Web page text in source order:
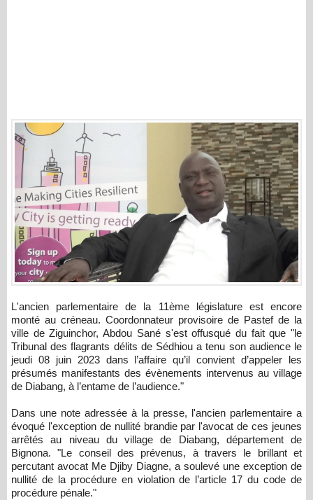
L'ancien parlementaire de la 11ème législature est encore
monté au créneau. Coordonnateur provisoire de Pastef de la
ville de Ziguinchor, Abdou Sané s'est offusqué du fait que "le
Tribunal des flagrants délits de Sédhiou a tenu son audience le
jeudi 08 juin 2023 dans l’affaire qu’il convient d’appeler les
présumés manifestants des évènements intervenus au village
de Diabang, à l’entame de l’audience."
Dans une note adressée à la presse, l'ancien parlementaire a
évoqué l'exception de nullité brandie par l'avocat de ces jeunes
arrêtés au niveau du village de Diabang, département de
Bignona. "Le conseil des prévenus, à travers le brillant et
percutant avocat Me Djiby Diagne, a soulevé une exception de
nullité de la procédure en violation de l’article 17 du code de
procédure pénale."